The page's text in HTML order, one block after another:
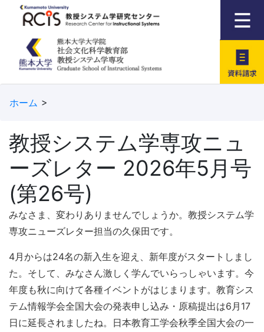
ホーム
教授システム学専攻ニュ
ーズレター 2026年5月号
(第26号)
みなさま、変わりありませんでしょうか。教授システム学
専攻ニューズレター担当の久保田です。
4月からは24名の新入生を迎え、新年度がスタートしまし
た。そして、みなさん激しく学んでいらっしゃいます。今
年度も秋に向けて各種イベントがはじまります。教育シス
テム情報学会全国大会の発表申し込み・原稿提出は6月17
日に延長されましたね。日本教育工学会秋季全国大会の一